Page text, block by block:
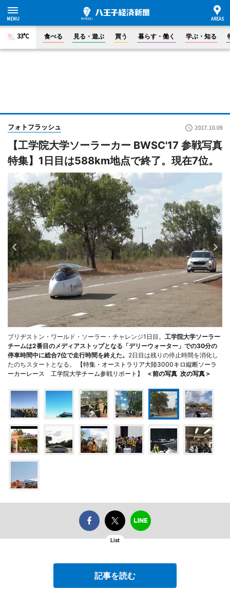
33°C 食べる 見る・遊ぶ 買う 暮らす・働く 学ぶ・知る
フォトフラッシュ 2017.10.09
【工学院大学ソーラーカー BWSC'17 参戦写真
特集】1日目は588km地点で終了。現在7位。
ブリヂストン・ワールド・ソーラー・チャレンジ1日目。 工学院大学ソーラー
チームは2番目のメディアストップとなる「デリーウォーター」での30分の
停車時間中に総合7位で走行時間を終えた。 2日目は残りの停止時間を消化し
たのちスタートとなる。
【特集・オーストラリア大陸3000キロ縦断ソーラ
ーカーレース 工学院大学チーム参戦リポート】
＜前の写真 次の写真＞
List
記事を読む